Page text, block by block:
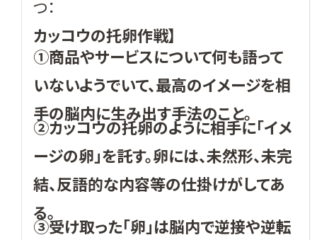
つ：
カッコウの托卵作戦】
①商品やサービスについて何も語って
いないようでいて、最高のイメージを相
手の脳内に生み出す手法のこと。
②カッコウの托卵のように相手に「イメ
ージの卵」を託す。卵には、未然形、未完
結、反語的な内容等の仕掛けがしてあ
る。
③受け取った「卵」は脳内で逆接や逆転